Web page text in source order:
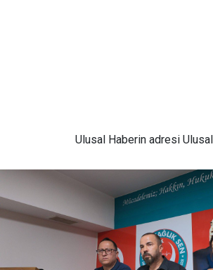
Ulusal Haberin adresi